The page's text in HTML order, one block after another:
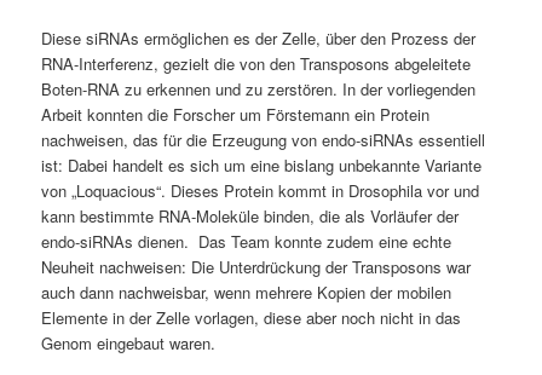
Diese siRNAs ermöglichen es der Zelle, über den Prozess der
RNA-Interferenz, gezielt die von den Transposons abgeleitete
Boten-RNA zu erkennen und zu zerstören. In der vorliegenden
Arbeit konnten die Forscher um Förstemann ein Protein
nachweisen, das für die Erzeugung von endo-siRNAs essentiell
ist: Dabei handelt es sich um eine bislang unbekannte Variante
von „Loquacious“. Dieses Protein kommt in Drosophila vor und
kann bestimmte RNA-Moleküle binden, die als Vorläufer der
endo-siRNAs dienen. Das Team konnte zudem eine echte
Neuheit nachweisen: Die Unterdrückung der Transposons war
auch dann nachweisbar, wenn mehrere Kopien der mobilen
Elemente in der Zelle vorlagen, diese aber noch nicht in das
Genom eingebaut waren.